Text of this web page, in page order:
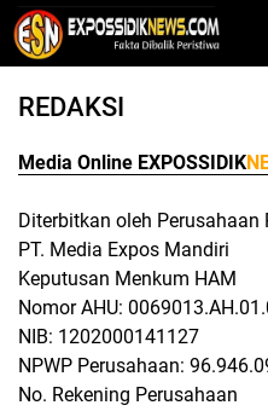
REDAKSI
Media Online EXPOSSIDIK
Diterbitkan oleh Perusahaan
PT. Media Expos Mandiri
Keputusan Menkum HAM
Nomor AHU:
NIB: 1202000141127
NPWP Perusahaan:
No. Rekening Perusahaan